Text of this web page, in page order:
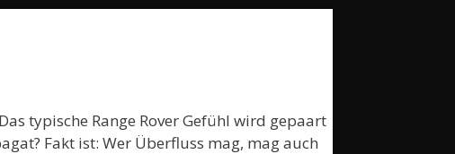
typische Range Rover Gefühl wird gepaart
Fakt ist: Wer Überfluss mag, mag auch